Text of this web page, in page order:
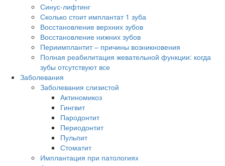
Синус-лифтинг
Сколько стоит имплантат 1 зуба
Восстановление верхних зубов
Восстановление нижних зубов
Периимплантит – причины возникновения
Полная реабилитация жевательной функции: когда
зубы отсутствуют все
Заболевания
Заболевания слизистой
Актиномикоз
Гингвит
Пародонтит
Периодонтит
Пульпит
Стоматит
Имплантация при патологиях